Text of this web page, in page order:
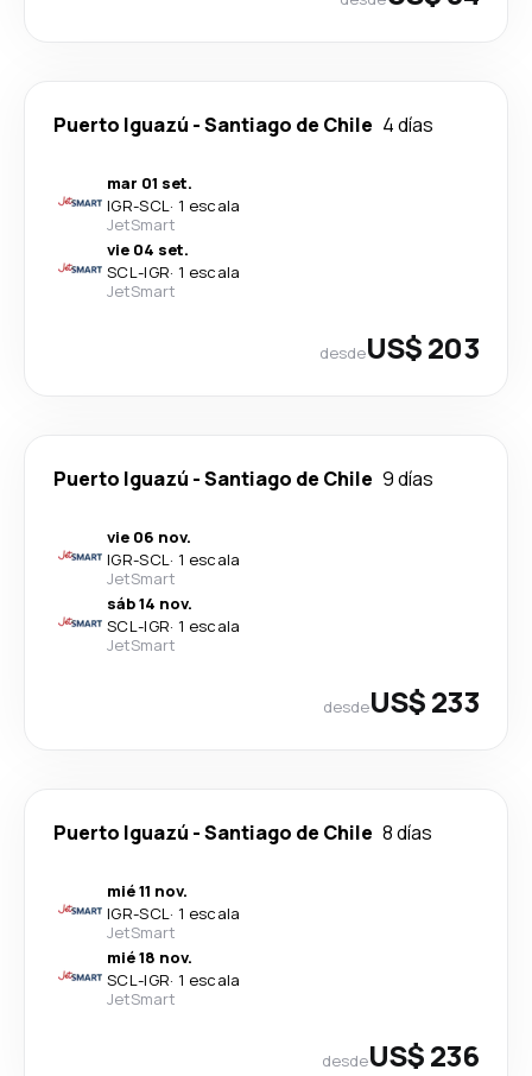
Puerto Iguazú -Santiago de Chile 4 días
mar 01 set.
IGR-SCL· 1 escala
JetSmart
vie 04 set.
SCL-IGR· 1 escala
JetSmart
desdeUS$ 203
Puerto Iguazú -Santiago de Chile 9 días
vie 06 nov.
IGR-SCL· 1 escala
JetSmart
sáb 14 nov.
SCL-IGR· 1 escala
JetSmart
desdeUS$ 233
Puerto Iguazú -Santiago de Chile 8 días
mié 11 nov.
IGR-SCL· 1 escala
JetSmart
mié 18 nov.
SCL-IGR· 1 escala
JetSmart
desdeUS$ 236